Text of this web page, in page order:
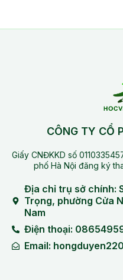
CÔNG TY CỔ
Giấy CNĐKKD số
phố Hà Nội đăng ký
Địa chỉ trụ sở chính:
Trọng, phường Cửa
Nam
Điện thoại:
Email: